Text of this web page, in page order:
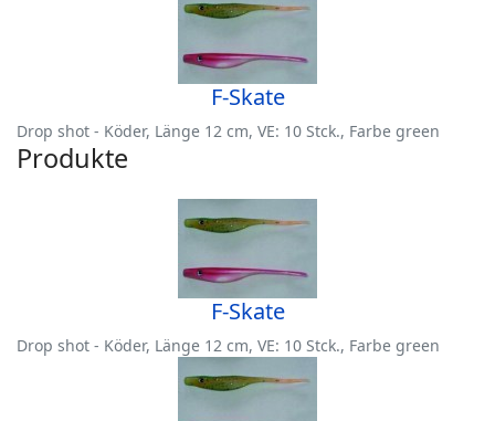
F-Skate
Drop shot - Köder, Länge 12 cm, VE: 10 Stck., Farbe green
Produkte
F-Skate
Drop shot - Köder, Länge 12 cm, VE: 10 Stck., Farbe green